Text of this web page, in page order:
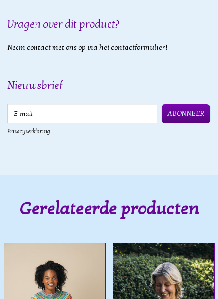
Vragen over dit product?
Neem contact met ons op via het contactformulier!
Nieuwsbrief
ABONNEER
Privacyverklaring
Gerelateerde producten